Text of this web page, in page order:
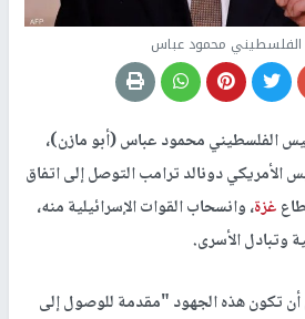
الفلسطيني محمود عباس
الفلسطيني محمود عباس (أبو مازن)،
الأمريكي دونالد ترامب التوصل إلى اتفاق
غزة، وانسحاب القوات الإسرائيلية منه،
وتبادل الأسرى.
تكون هذه الجهود "مقدمة للوصول إلى